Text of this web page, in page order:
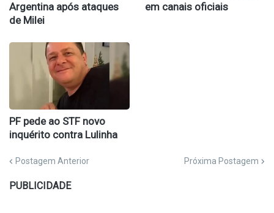
Argentina após ataques
de Milei
em canais oficiais
PF pede ao STF novo
inquérito contra Lulinha
Postagem Anterior Próxima Postagem
PUBLICIDADE